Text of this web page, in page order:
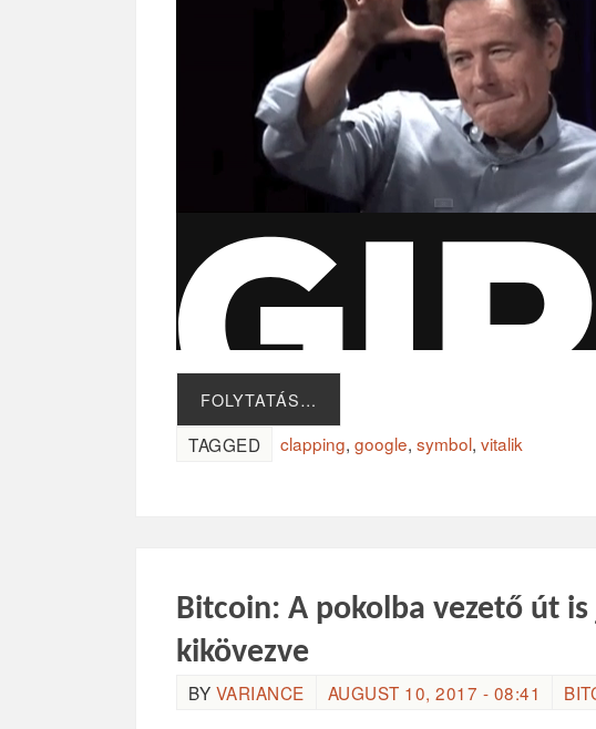
FOLYTATÁS…
TAGGED clapping, google, symbol, vitalik
Bitcoin: A pokolba vezető út
kikövezve
BY VARIANCE AUGUST 10, 2017 - 08:41